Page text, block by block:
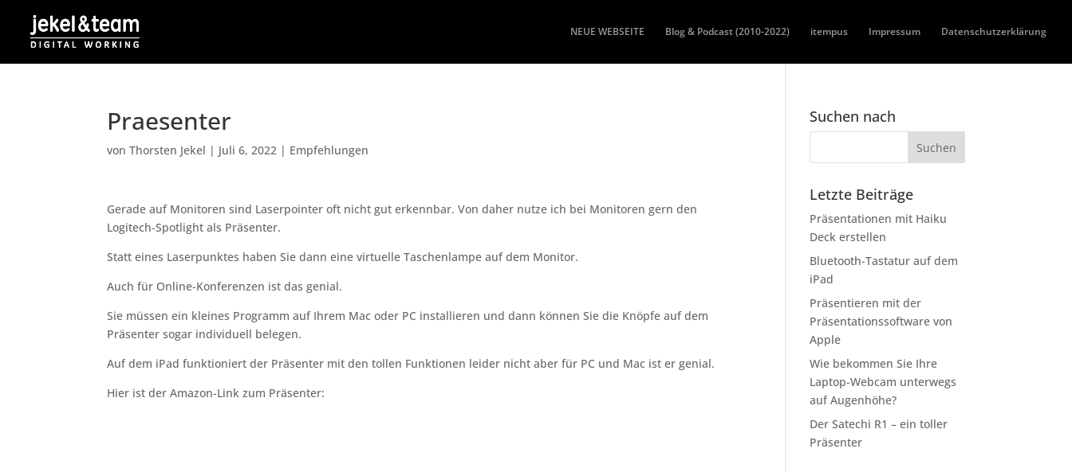
NEUE WEBSEITE Blog & Podcast (2010-2022) itempus Impressum Datenschutzerklärung
Praesenter
vonThorsten Jekel | Juli 6, 2022 | Empfehlungen
Gerade auf Monitoren sind Laserpointer oft nicht gut erkennbar. Von daher nutze ich bei Monitoren gern den
Logitech-Spotlight als Präsenter.
Statt eines Laserpunktes haben Sie dann eine virtuelle Taschenlampe auf dem Monitor.
Auch für Online-Konferenzen ist das genial.
Sie müssen ein kleines Programm auf Ihrem Mac oder PC installieren und dann können Sie die Knöpfe auf dem
Präsenter sogar individuell belegen.
Auf dem iPad funktioniert der Präsenter mit den tollen Funktionen leider nicht aber für PC und Mac ist er genial.
Hier ist der Amazon-Link zum Präsenter:
Suchen nach
Letzte Beiträge
Präsentationen mit Haiku
Deck erstellen
Bluetooth-Tastatur auf dem
iPad
Präsentieren mit der
Präsentationssoftware von
Apple
Wie bekommen Sie Ihre
Laptop-Webcam unterwegs
auf Augenhöhe?
Der Satechi R1 – ein toller
Präsenter